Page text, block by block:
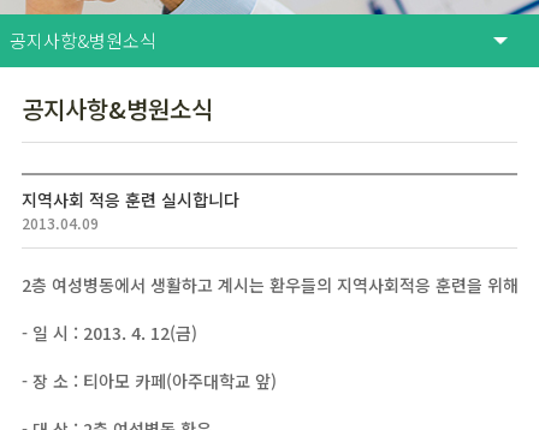
공지사항&병원소식
지역사회 적응 훈련 실시합니다
2013.04.09
2층 여성병동에서 생활하고 계시는 환우들의 지역사회적응 훈련을 위해
- 일 시 : 2013. 4. 12(금)
- 장 소 : 티아모 카페(아주대학교 앞)